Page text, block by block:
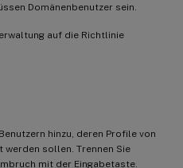
Domänenbenutzer sein.
auf die Richtlinie
hinzu, deren Profile von
sollen. Trennen Sie
mit der Eingabetaste.